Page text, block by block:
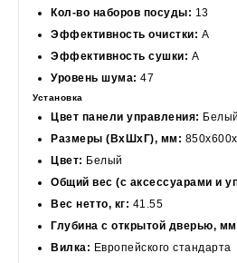
Кол-во наборов посуды: 13
Эффективность очистки: A
Эффективность сушки: A
Уровень шума: 47
Установка
Цвет панели управления: Белый
Размеры (ВхШхГ), мм:
Цвет: Белый
Общий вес (с аксессуарами и
Вес нетто, кг: 41.55
Глубина с открытой дверью,
Вилка: Европейского стандарта